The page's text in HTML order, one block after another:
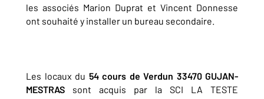
les associés Marion Duprat et Vincent Donnesse
ont souhaité y installer un bureau secondaire.
Les locaux du 54 cours de Verdun 33470 GUJAN-
MESTRAS sont acquis par la SCI LA TESTE